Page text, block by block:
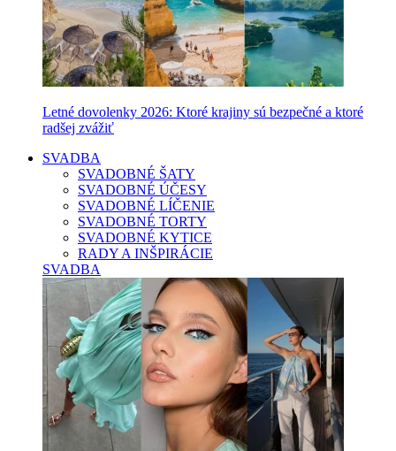
Letné dovolenky 2026: Ktoré krajiny sú bezpečné a ktoré
radšej zvážiť
SVADBA
SVADOBNÉ ŠATY
SVADOBNÉ ÚČESY
SVADOBNÉ LÍČENIE
SVADOBNÉ TORTY
SVADOBNÉ KYTICE
RADY A INŠPIRÁCIE
SVADBA